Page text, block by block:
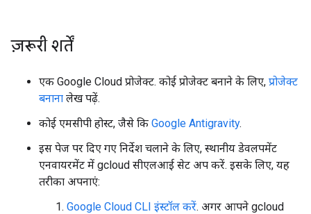
ज़रूरी शर्तें
एक Google Cloud प्रोजेक्ट. कोई प्रोजेक्ट बनाने के लिए, प्रोजेक्ट
बनाना लेख पढ़ें.
कोई एमसीपी होस्ट, जैसे कि Google Antigravity.
इस पेज पर दिए गए निर्देश चलाने के लिए, स्थानीय डेवलपमेंट
एनवायरमेंट में gcloud सीएलआई सेट अप करें. इसके लिए, यह
तरीका अपनाएं:
Google Cloud CLI इंस्टॉल करें. अगर आपने gcloud